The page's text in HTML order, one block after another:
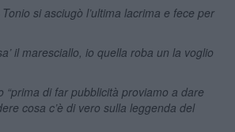
si asciugò l’ultima lacrima e fece per
il maresciallo, io quella roba un la voglio
“prima di far pubblicità proviamo a dare
cosa c’è di vero sulla leggenda del